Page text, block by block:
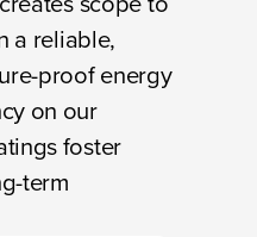
a reliable,
proof energy
on our
foster
term